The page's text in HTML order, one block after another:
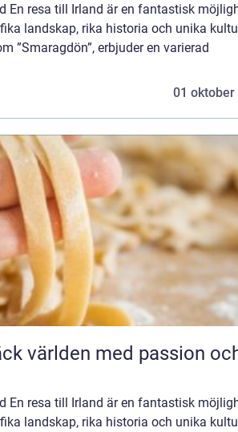
En resa till Irland är en fantastisk
landskap, rika historia och unika
”Smaragdön”, erbjuder en varierad
01 oktober
världen med passion
En resa till Irland är en fantastisk
landskap, rika historia och unika